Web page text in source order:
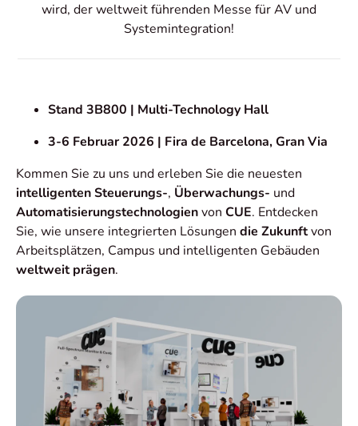
wird, der weltweit führenden Messe für AV und
Systemintegration!
Stand 3B800 | Multi-Technology Hall
3-6 Februar 2026 | Fira de Barcelona, Gran Via
Kommen Sie zu uns und erleben Sie die neuesten
intelligenten Steuerungs-, Überwachungs- und
Automatisierungstechnologienvon CUE. Entdecken
Sie, wie unsere integrierten Lösungen die Zukunftvon
Arbeitsplätzen, Campus und intelligenten Gebäuden
weltweit prägen.